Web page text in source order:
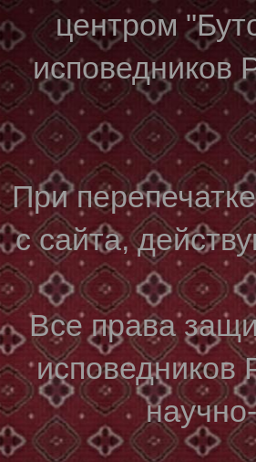
центром
исповедников
При
с сайта,
Все права